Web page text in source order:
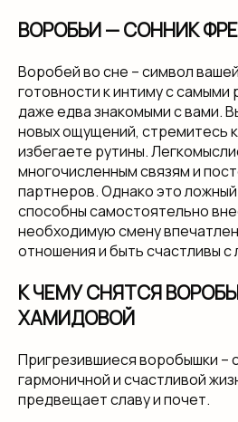
ВОРОБЬИ — СОННИК
Воробей во сне – символ
готовности к интиму с
даже едва знакомыми с вами.
новых ощущений, стремитесь
избегаете рутины.
многочисленным связям и
партнеров. Однако это ложный
способны самостоятельно
необходимую смену
отношения и быть счастливы
К ЧЕМУ СНЯТСЯ
ХАМИДОВОЙ
Пригрезившиеся воробышки –
гармоничной и счастливой
предвещает славу и почет.